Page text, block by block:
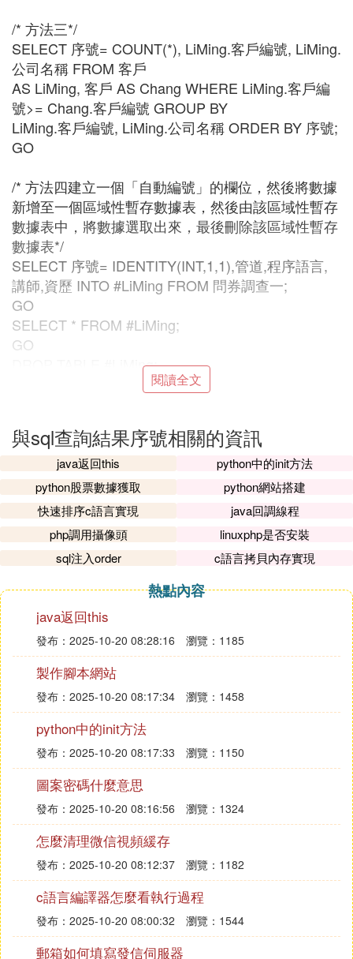
/* 方法三*/
SELECT 序號= COUNT(*), LiMing.客戶編號, LiMing.
公司名稱 FROM 客戶
AS LiMing, 客戶 AS Chang WHERE LiMing.客戶編
號>= Chang.客戶編號 GROUP BY
LiMing.客戶編號, LiMing.公司名稱 ORDER BY 序號;
GO
/* 方法四建立一個「自動編號」的欄位，然後將數據
新增至一個區域性暫存數據表，然後由該區域性暫存
數據表中，將數據選取出來，最後刪除該區域性暫存
數據表*/
SELECT 序號= IDENTITY(INT,1,1),管道,程序語言,
講師,資歷 INTO #LiMing FROM 問券調查一;
GO
SELECT * FROM #LiMing;
GO
DROP TABLE #LiMing;
ER() OVER () 語法搭配 CTE （一般數據表表達式，
就是 WITH 那段語法）選取序號2 ~ 4 的數據*/
WITH
排序後的圖書 AS (SELECT ROW_NUMBER() OVE
R (ORDER BY 客戶編號 DESC) AS 序號,
客戶編號,公司名稱 FROM 客戶) SELECT * FROM
排序後的圖書 WHERE 序號 BETWEEN 2 AND 4;
❷ 問一個sql查詢,如何給查詢結果加上序號
SQL Server 下
SELECTROW_NUMBER()OVER(ORDERBYID)ROWNU,A1FROMTA1
解說：在這里，TA1是一個表，A1是表中的一個欄
位，表的另一個欄位為ID本用於自增這兒用來排序。
SQL Server 中的ROW_NUMBER() 得到一個查詢出
的順序，但這個函數要求給出一個查的排序方案，因
為SQL Server的 存儲是無關順序的。
在Oracle里，本就有rownum。可直接用：
SELECTrownum,A1FROMTA1
其它的資料庫可能有別的方案，不一而論。
閱讀全文
與sql查詢結果序號相關的資訊
java返回this
python中的init方法
python股票數據獲取
python網站搭建
快速排序c語言實現
java回調線程
php調用攝像頭
linuxphp是否安裝
sql注入order
c語言拷貝內存實現
熱點內容
java返回this
發布：2025-10-20 08:28:16 瀏覽：1185
製作腳本網站
發布：2025-10-20 08:17:34 瀏覽：1458
python中的init方法
發布：2025-10-20 08:17:33 瀏覽：1150
圖案密碼什麼意思
發布：2025-10-20 08:16:56 瀏覽：1324
怎麼清理微信視頻緩存
發布：2025-10-20 08:12:37 瀏覽：1182
c語言編譯器怎麼看執行過程
發布：2025-10-20 08:00:32 瀏覽：1544
郵箱如何填寫發信伺服器